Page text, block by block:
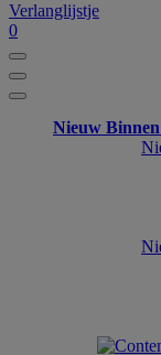
Verlanglijstje
0
Nieuw Binnen